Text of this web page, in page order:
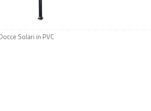
Solari in PVC